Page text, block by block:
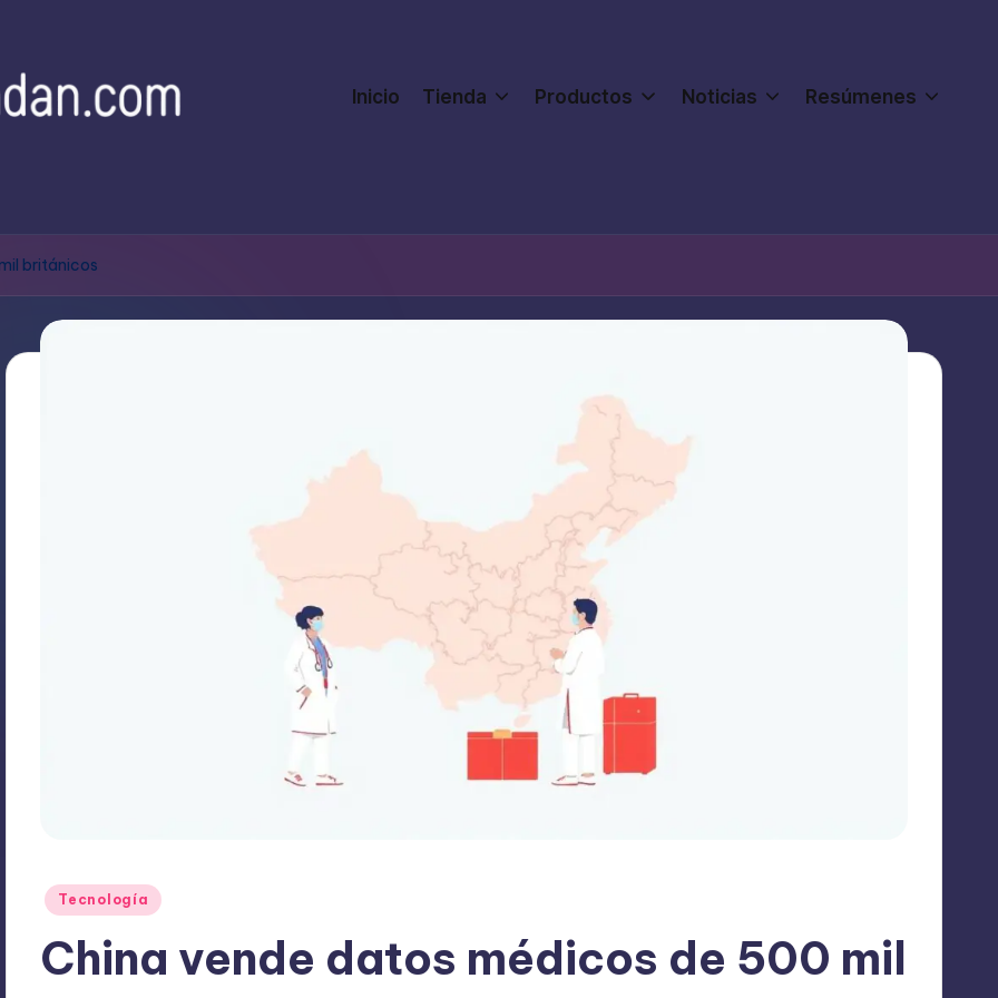
Inicio Tienda Productos Noticias Resúmenes
británicos
Publicado
Tecnología
China vende datos médicos de 500 mil